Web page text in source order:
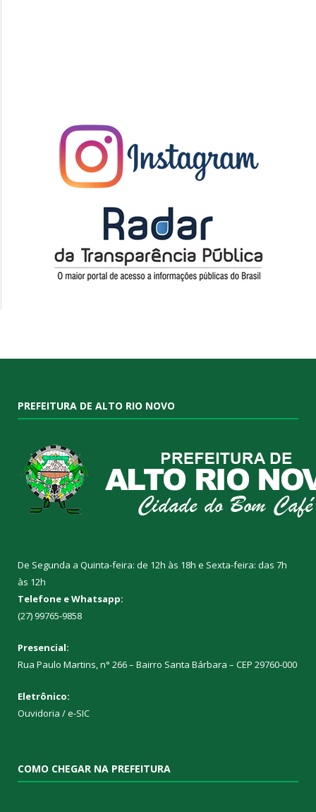
PREFEITURA DE ALTO RIO NOVO
De Segunda a Quinta-feira: de 12h às 18h e Sexta-feira: das 7h
às 12h
Telefone e Whatsapp:
(27) 99765-9858
Presencial:
Rua Paulo Martins, n° 266 – Bairro Santa Bárbara – CEP 29760-000
Eletrônico:
Ouvidoria /e-SIC
COMO CHEGAR NA PREFEITURA